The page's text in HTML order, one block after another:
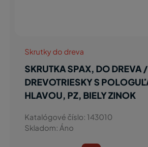
Skrutky do dreva
SKRUTKA SPAX, DO DREVA /
DREVOTRIESKY S
HLAVOU, PZ, BIELY ZINOK
Katalógové číslo: 143010
Skladom: Áno